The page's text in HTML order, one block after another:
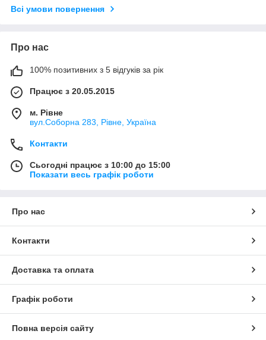
Всі умови повернення
Про нас
100% позитивних з 5 відгуків за рік
Працює з 20.05.2015
м. Рівне
вул.Соборна 283, Рівне, Україна
Контакти
Сьогодні працює з 10:00 до 15:00
Показати весь графік роботи
Про нас
Контакти
Доставка та оплата
Графік роботи
Повна версія сайту